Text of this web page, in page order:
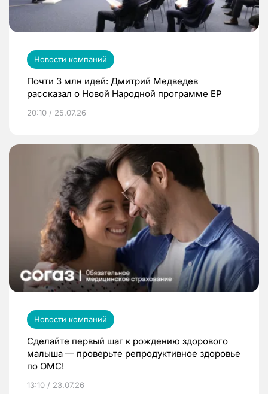
Новости компаний
Почти 3 млн идей: Дмитрий Медведев
рассказал о Новой Народной программе ЕР
20:10 / 25.07.26
Новости компаний
Сделайте первый шаг к рождению здорового
малыша — проверьте репродуктивное здоровье
по ОМС!
13:10 / 23.07.26